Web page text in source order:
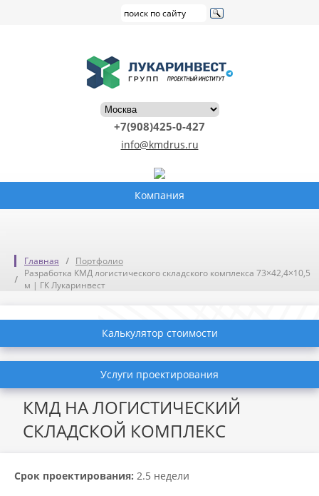
+7(908)425-0-427
info@kmdrus.ru
Компания
Главная
Портфолио
Разработка КМД логистического складского комплекса 73×42,4×10,5
м | ГК Лукаринвест
Калькулятор стоимости
Услуги проектирования
КМД НА ЛОГИСТИЧЕСКИЙ
СКЛАДСКОЙ КОМПЛЕКС
Срок проектирования: 2.5 недели